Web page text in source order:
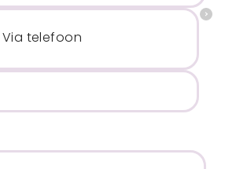
Via telefoon